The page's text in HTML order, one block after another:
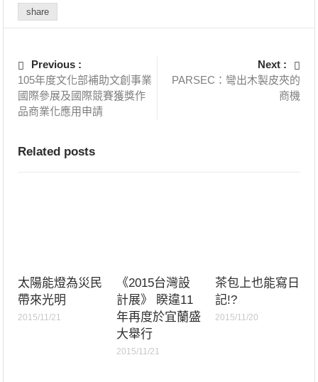
share
Previous :
105年度文化部補助文創事業
國際參展及國際競賽獲獎作
品商業化應用申請
Next :
PARSEC：彎出木製皮夾的
商機
Related posts
太陽能燈為災民
帶來光明
2015/11/21
《2015台灣設
計展》 睽違11
年再度於宜蘭盛
大舉行
2015/11/21
茶包上也能寫日
記!?
2015/11/20